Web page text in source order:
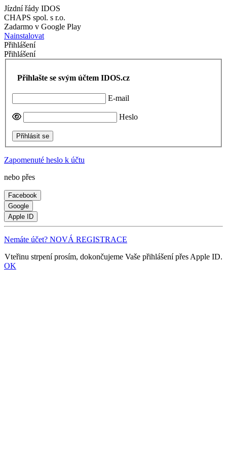
Jízdní řády IDOS
CHAPS spol. s r.o.
Zadarmo v Google Play
Nainstalovat
Přihlášení
Přihlášení
Přihlašte se svým účtem IDOS.cz
E-mail
Heslo
Přihlásit se
Zapomenuté heslo k účtu
nebo přes
Facebook
Google
Apple ID
Nemáte účet? NOVÁ REGISTRACE
Vteřinu strpení prosím, dokončujeme Vaše přihlášení přes Apple ID.
OK